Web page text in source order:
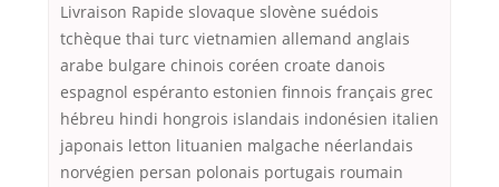
Livraison Rapide slovaque slovène suédois
tchèque thai turc vietnamien allemand anglais
arabe bulgare chinois coréen croate danois
espagnol espéranto estonien finnois français grec
hébreu hindi hongrois islandais indonésien italien
japonais letton lituanien malgache néerlandais
norvégien persan polonais portugais roumain